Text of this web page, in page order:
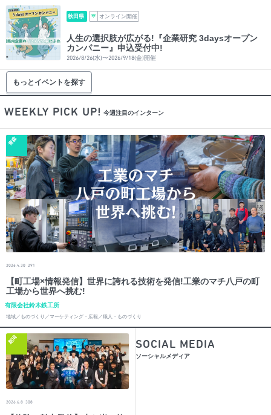
秋田県 オンライン開催
人生の選択肢が広がる!『企業研究 3daysオープン
カンパニー』申込受付中!
2026/8/26(水)〜2026/9/18(金)開催
もっとイベントを探す
WEEKLY PICK UP! 今週注目のインターン
青森
2026.4.30 291
【町工場×情報発信】世界に誇れる技術を発信!工業のマチ八戸の町
工場から世界へ挑む!
有限会社鈴木鉄工所
地域／ものづくり／マーケティング・広報／職人・ものづくり
新潟
2026.6.8 308
SOCIAL MEDIA
ソーシャルメディア